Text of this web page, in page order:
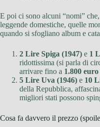
E poi ci sono alcuni “nomi”
leggende domestiche, quelle
quando si sfogliano album e
2 Lire Spiga (1947) e 1
ridottissima (si parla di
arrivare fino a 1.800 euro
5 Lire Uva (1946) e 10
della Repubblica,
migliori stati possono
Cosa fa davvero il prezzo